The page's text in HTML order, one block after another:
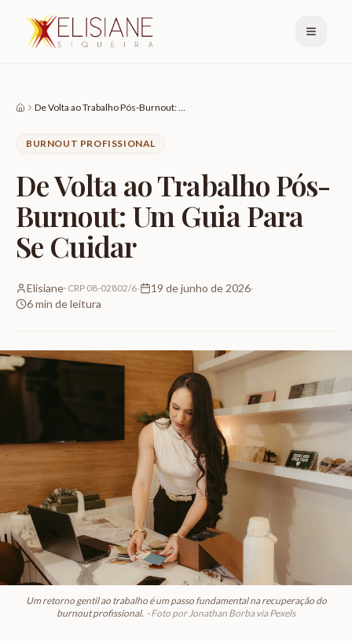
De Volta ao Trabalho Pós-Burnout: Um Guia Para Se Cuidar
BURNOUT PROFISSIONAL
De Volta ao Trabalho Pós-
Burnout: Um Guia Para
Se Cuidar
Elisiane· CRP 08-02802/6· 19 de junho de 2026·
6min de leitura
Um retorno gentil ao trabalho é um passo fundamental na recuperação do
burnout profissional. ·Foto por Jonathan Borba via Pexels